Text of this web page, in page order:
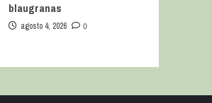
blaugranas
agosto 4, 2026 0